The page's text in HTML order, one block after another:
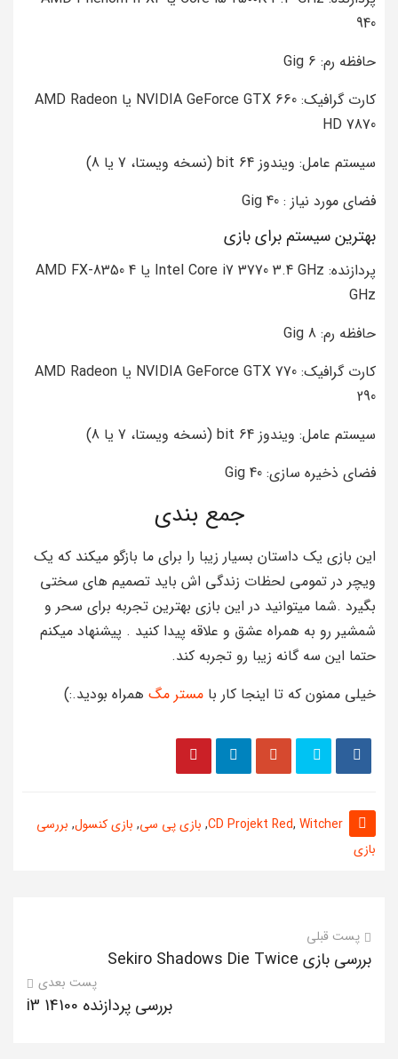
940
حافظه رم: 6 Gig
کارت گرافیک: NVIDIA GeForce GTX 660 یا AMD Radeon
HD 7870
سیستم عامل: ویندوز 64 bit (نسخه ویستا، 7 یا 8)
فضای مورد نیاز : 40 Gig
بهترین سیستم برای بازی
پردازنده: Intel Core i7 3770 3.4 GHz یا AMD FX-8350 4
GHz
حافظه رم: 8 Gig
کارت گرافیک: NVIDIA GeForce GTX 770 یا AMD Radeon
290
سیستم عامل: ویندوز 64 bit (نسخه ویستا، 7 یا 8)
فضای ذخیره سازی: 40 Gig
جمع بندی
این بازی یک داستان بسیار زیبا را برای ما بازگو میکند که یک
ویچر در تمومی لحظات زندگی اش باید تصمیم های سختی
بگیرد .شما میتوانید در این بازی بهترین تجربه برای سحر و
شمشیر رو به همراه عشق و علاقه پیدا کنید . پیشنهاد میکنم
حتما این سه گانه زیبا رو تجربه کند.
خیلی ممنون که تا اینجا کار با مستر مگ همراه بودید.:)
CD Projekt Red, Witcher
, بازی پی سی, بازی کنسول, بررسی
بازی
پست قبلی
بررسی بازی Sekiro Shadows Die Twice
پست بعدی
بررسی پردازنده i3 14100